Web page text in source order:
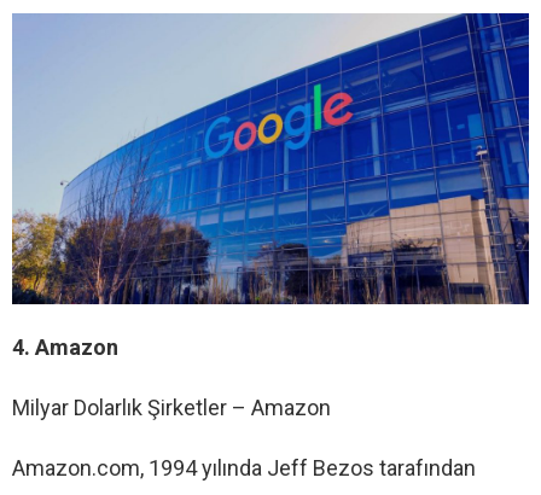
4. Amazon
Milyar Dolarlık Şirketler – Amazon
Amazon.com, 1994 yılında Jeff Bezos tarafından